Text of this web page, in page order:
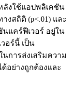
ลังใช้แอปพลิเคชัน
งสถิติ (p<.01) และ
แคร์ฟีเวอร์ อยู่ใน
อร์นี้ เป็น
การส่งเสริมความ
อย่างถูกต้องและ